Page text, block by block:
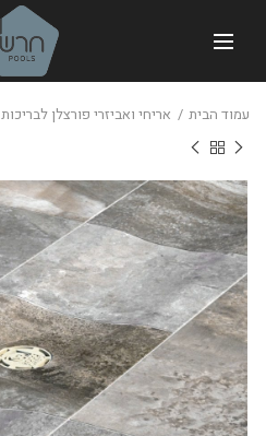
עמוד הבית אריחי ואביזרי פורצלן לבריכות